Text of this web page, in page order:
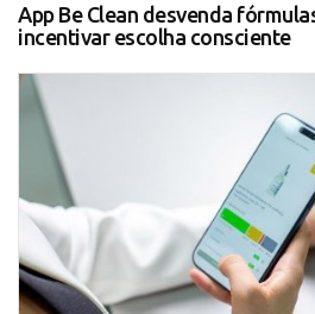
App Be Clean desvenda
incentivar escolha consciente